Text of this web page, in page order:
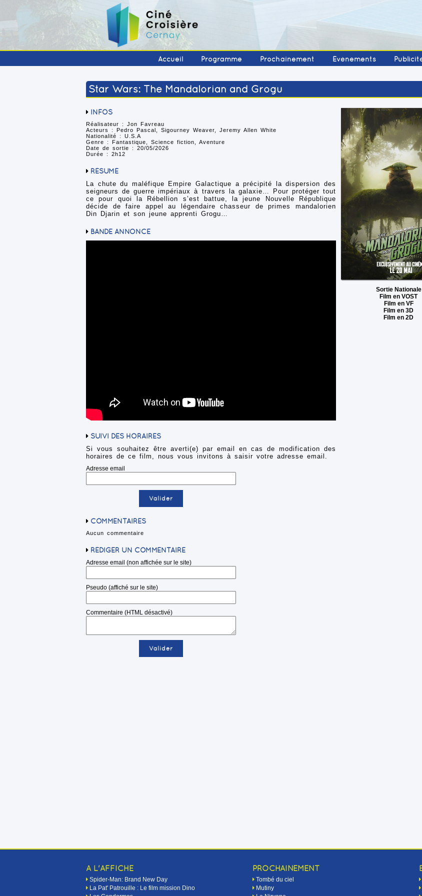
Accueil Programme Prochainement Événements
Star Wars: The Mandalorian and Grogu
Sortie Nationale
Film en VOST
Film en VF
Film en 3D
Film en 2D
INFOS
Réalisateur : Jon Favreau
Acteurs : Pedro Pascal, Sigourney Weaver, Jeremy Allen White
Nationalité : U.S.A
Genre : Fantastique, Science fiction, Aventure
Date de sortie : 20/05/2026
Durée : 2h12
RÉSUMÉ
La chute du maléfique Empire Galactique a précipité la dispersion des
seigneurs de guerre impériaux à travers la galaxie… Pour protéger tout
ce pour quoi la Rébellion s’est battue, la jeune Nouvelle République
décide de faire appel au légendaire chasseur de primes mandalorien
Din Djarin et son jeune apprenti Grogu…
BANDE ANNONCE
SUIVI DES HORAIRES
Si vous souhaitez être averti(e) par email en cas de modification des
horaires de ce film, nous vous invitons à saisir votre adresse email.
Adresse email
COMMENTAIRES
Aucun commentaire
RÉDIGER UN COMMENTAIRE
Adresse email (non affichée sur le site)
Pseudo (affiché sur le site)
Commentaire (HTML désactivé)
A L'AFFICHE
Spider-Man: Brand New Day
La Pat' Patrouille : Le film mission Dino
PROCHAINEMENT
Tombé du ciel
Mutiny